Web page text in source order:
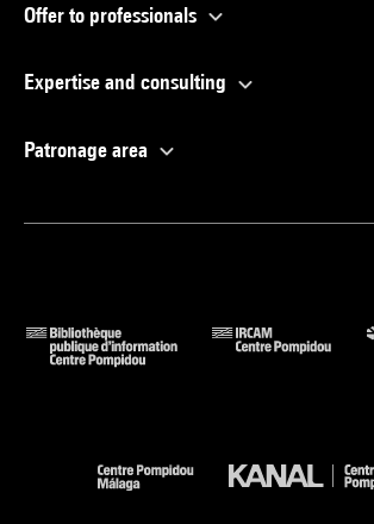
Offer to professionals
Expertise and consulting
Patronage area